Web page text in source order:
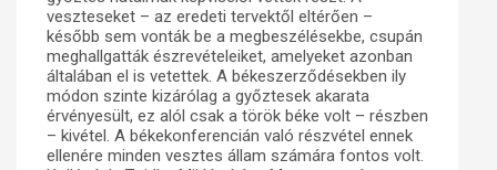
veszteseket – az eredeti tervektől eltérően –
később sem vonták be a megbeszélésekbe, csupán
meghallgatták észrevételeiket, amelyeket azonban
általában el is vetettek. A békeszerződésekben ily
módon szinte kizárólag a győztesek akarata
érvényesült, ez alól csak a török béke volt – részben
– kivétel. A békekonferencián való részvétel ennek
ellenére minden vesztes állam számára fontos volt.